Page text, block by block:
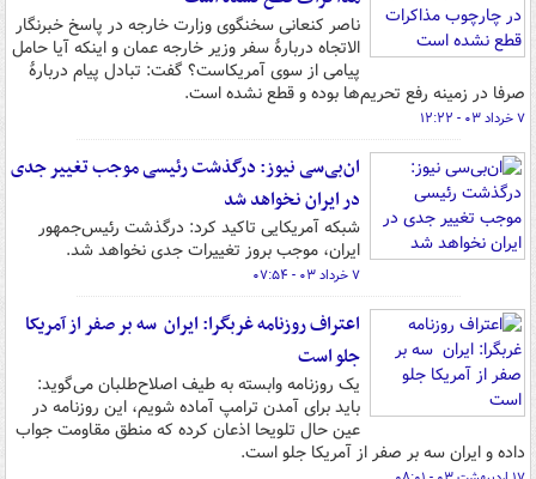
ناصر کنعانی سخنگوی وزارت خارجه در پاسخ خبرنگار
الاتجاه دربارۀ سفر وزیر خارجه عمان و اینکه آیا حامل
پیامی از سوی آمریکاست؟ گفت: تبادل پیام دربارۀ
صرفا در زمینه رفع تحریم‌ها بوده و قطع نشده است.
۷ خرداد ۰۳ - ۱۲:۲۲
ان‌بی‌سی نیوز: درگذشت رئیسی موجب تغییر جدی
در ایران نخواهد شد
شبکه آمریکایی تاکید کرد: درگذشت رئیس‌جمهور
ایران، موجب بروز تغییرات جدی نخواهد شد.
۷ خرداد ۰۳ - ۰۷:۵۴
اعتراف روزنامه غربگرا: ایران سه بر صفر از آمریکا
جلو است
یک روزنامه وابسته به طیف اصلاح‌طلبان می‌گوید:
باید برای آمدن ترامپ آماده شویم، این روزنامه در
عین حال تلویحا اذعان کرده که منطق مقاومت جواب
داده و ایران سه بر صفر از آمریکا جلو است.